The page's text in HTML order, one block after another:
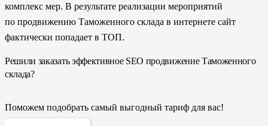
комплекс мер. В результате реализации мероприятий
по продвижению Таможенного склада в интернете сайт
фактически попадает в ТОП.
Решили заказать эффективное SEO продвижение Таможенного
склада?
Поможем подобрать самый выгодный тариф для вас!